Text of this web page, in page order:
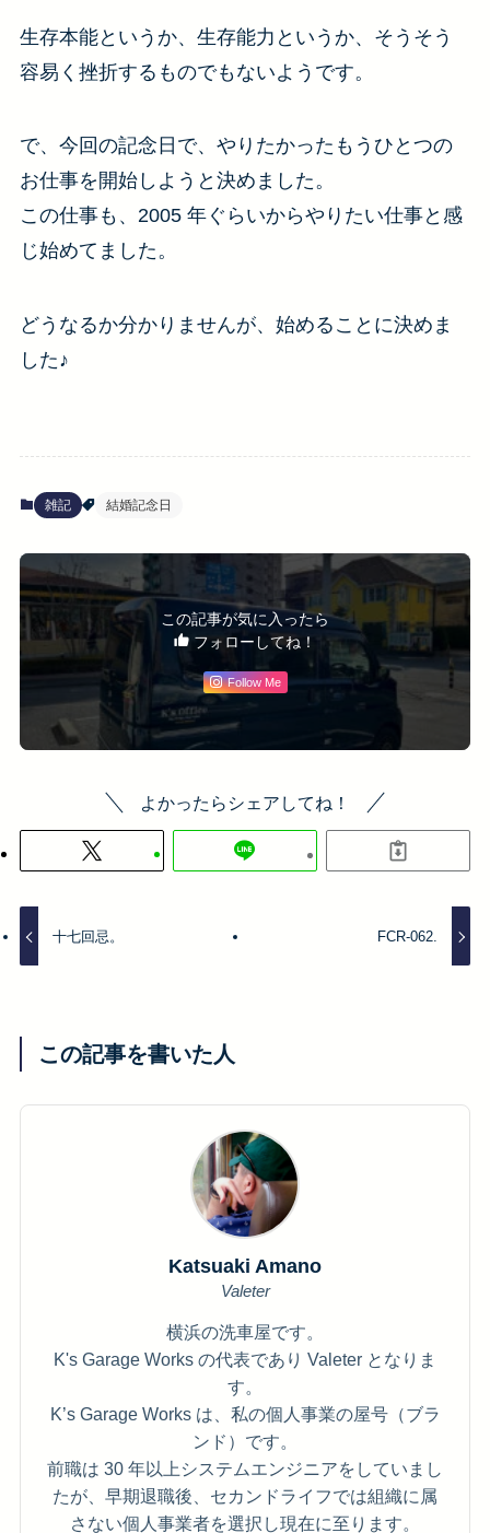
生存本能というか、生存能力というか、そうそう
容易く挫折するものでもないようです。
で、今回の記念日で、やりたかったもうひとつの
お仕事を開始しようと決めました。
この仕事も、2005 年ぐらいからやりたい仕事と感
じ始めてました。
どうなるか分かりませんが、始めることに決めま
した♪
雑記 結婚記念日
この記事が気に入ったら
フォローしてね！
Follow Me
よかったらシェアしてね！
十七回忌。 FCR-062.
この記事を書いた人
Katsuaki Amano
Valeter
横浜の洗車屋です。
K's Garage Works の代表であり Valeter となりま
す。
K’s Garage Works は、私の個人事業の屋号（ブラ
ンド）です。
前職は 30 年以上システムエンジニアをしていまし
たが、早期退職後、セカンドライフでは組織に属
さない個人事業者を選択し現在に至ります。